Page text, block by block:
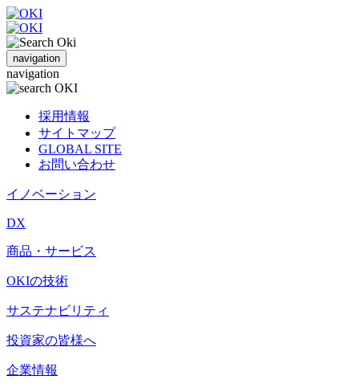
navigation
navigation
採用情報
サイトマップ
GLOBAL SITE
お問い合わせ
イノベーション
DX
商品・サービス
OKIの技術
サステナビリティ
投資家の皆様へ
企業情報